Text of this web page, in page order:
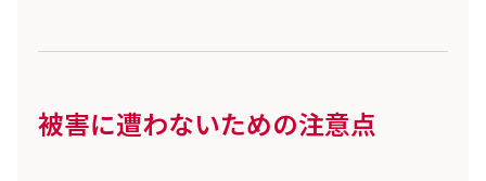
被害に遭わないための注意点